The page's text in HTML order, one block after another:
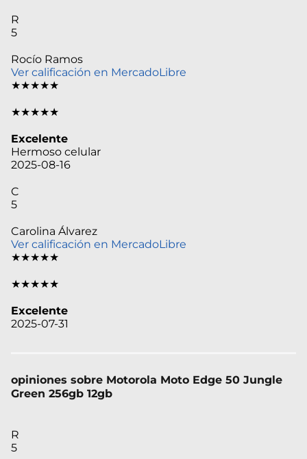
R
5
Rocío Ramos
Ver calificación en MercadoLibre
★★★★★
★★★★★
Excelente
Hermoso celular
2025-08-16
C
5
Carolina Álvarez
Ver calificación en MercadoLibre
★★★★★
★★★★★
Excelente
2025-07-31
opiniones sobre Motorola Moto Edge 50 Jungle
Green 256gb 12gb
R
5